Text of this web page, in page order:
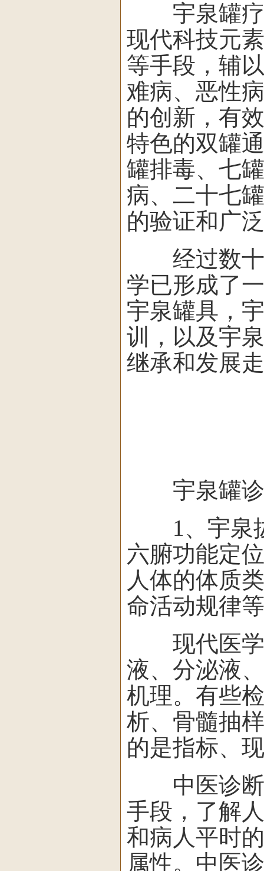
宇泉罐疗
现代科技元
等手段，辅
难病、恶性
的创新，有
特色的双罐
罐排毒、七
病、二十七
的验证和广
经过数十
学已形成了
宇泉罐具，
训，以及宇
继承和发展
宇泉罐诊
1、宇泉拔
六腑功能定
人体的体质
命活动规律
现代医学
液、分泌液
机理。有些
析、骨髓抽
的是指标、
中医诊断
手段，了解
和病人平时
属性。中医